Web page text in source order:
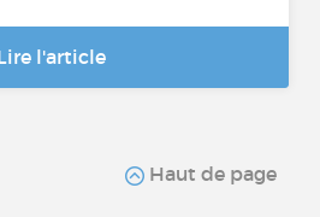
l'article
Haut de page